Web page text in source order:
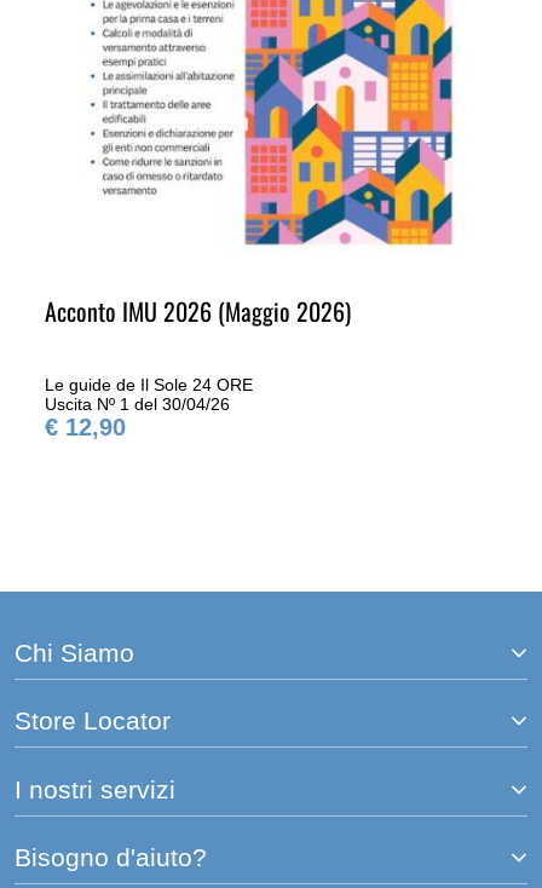
Acconto IMU 2026 (Maggio 2026)
Le guide de Il Sole 24 ORE
Uscita Nº 1 del 30/04/26
€ 12,90
Chi Siamo
Store Locator
I nostri servizi
Bisogno d'aiuto?